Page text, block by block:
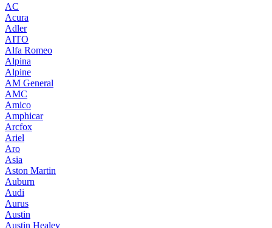
AC
Acura
Adler
AITO
Alfa Romeo
Alpina
Alpine
AM General
AMC
Amico
Amphicar
Arcfox
Ariel
Aro
Asia
Aston Martin
Auburn
Audi
Aurus
Austin
Austin Healey